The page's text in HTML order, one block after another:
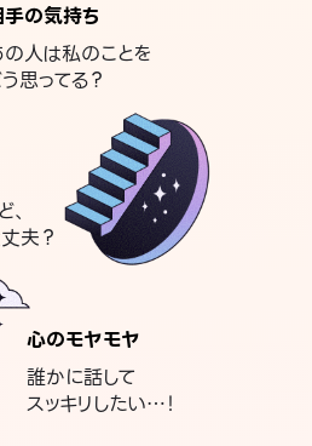
の気持ち
人は私のことを
思ってる？
夫？
心のモヤモヤ
誰かに話して
スッキリしたい…！